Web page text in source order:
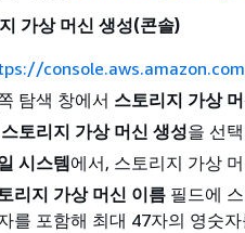
가상 머신 생성(콘솔)
탐색 창에서 스토리지 가상
토리지 가상 머신 생성을 선
시스템에서, 스토리지 가상
리지 가상 머신 이름 필드에
를 포함해 최대 47자의 영숫